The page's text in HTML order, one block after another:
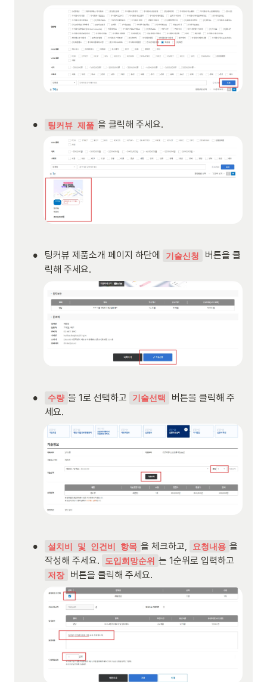
• 팅커뷰 제품 을 클릭해 주세요.
• 팅커뷰 제품소개 페이지 하단에 기술신청
버튼을 클
릭해 주세요.
• 수량 을 1로 선택하고 기술선택
버튼을 클릭해 주
세요.
• 설치비 및 인건비 항목 을 체크하고, 요청내용 을
작성해 주세요.
도입희망순위
저장 버튼을 클릭해 주세요.